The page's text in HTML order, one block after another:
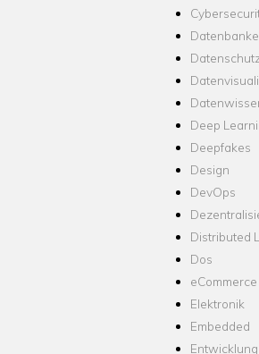
Deep
Deepfakes
Design
DevOps
Distributed
Dos
eCommerce
Elektronik
Embedded
Entwicklung